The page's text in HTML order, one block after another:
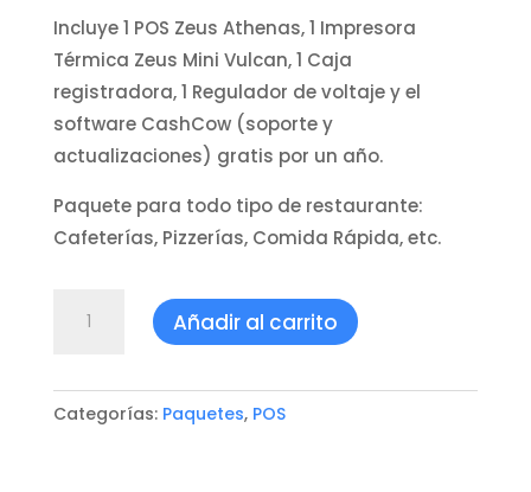
original
era:
$1,235.00.
actual
es:
$1,111.50.
Incluye 1 POS Zeus Athenas, 1 Impresora
Térmica Zeus Mini Vulcan, 1 Caja
registradora, 1 Regulador de voltaje y el
software CashCow (soporte y
actualizaciones) gratis por un año.
Paquete para todo tipo de restaurante:
Cafeterías, Pizzerías, Comida Rápida, etc.
Restaurante Añadir al carrito
Categorías: Paquetes, POS